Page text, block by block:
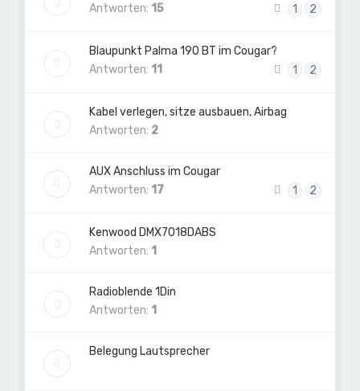
Antworten: 15 1 2
Blaupunkt Palma 190 BT im Cougar?
Antworten: 11 1 2
Kabel verlegen, sitze ausbauen, Airbag
Antworten: 2
AUX Anschluss im Cougar
Antworten: 17 1 2
Kenwood DMX7018DABS
Antworten: 1
Radioblende 1Din
Antworten: 1
Belegung Lautsprecher